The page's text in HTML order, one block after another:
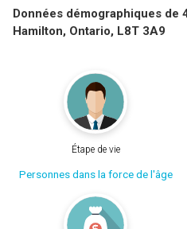
Données démographiques de
Hamilton, Ontario, L8T 3A9
Étape de vie
Personnes dans la force de l'âge